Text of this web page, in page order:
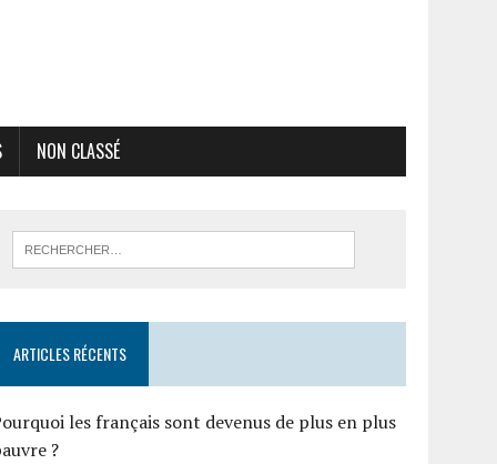
NON CLASSÉ
ARTICLES RÉCENTS
les français sont devenus de plus en plus
?